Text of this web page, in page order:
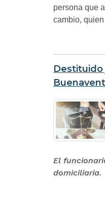
persona que
cambio,
Destituido
El
domiciliaria.